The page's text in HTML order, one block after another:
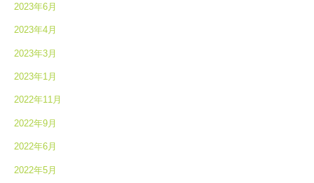
2023年6月
2023年4月
2023年3月
2023年1月
2022年11月
2022年9月
2022年6月
2022年5月